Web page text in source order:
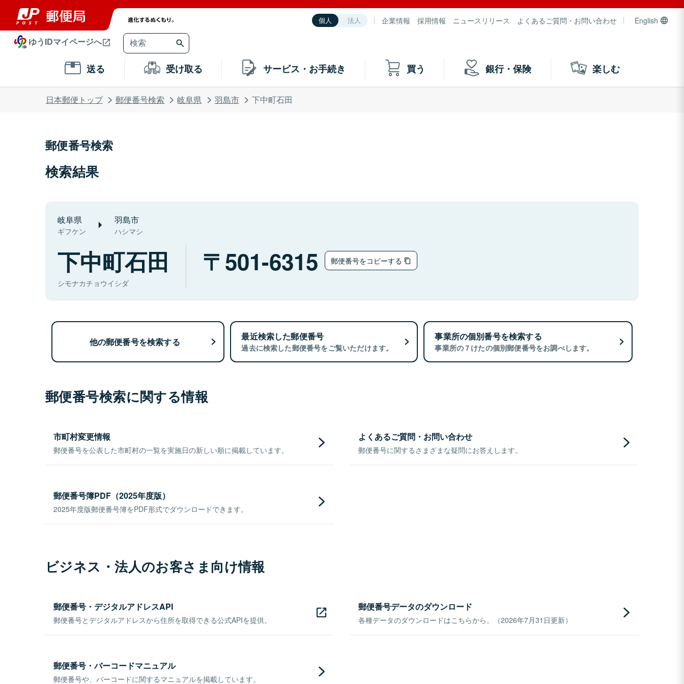
個人 法人 企業情報 採用情報 ニュースリリース よくあるご質問・お問い合わせ English
ゆうIDマイページへ
送る 受け取る サービス・お手続き 買う 銀行・保険 楽しむ
日本郵便トップ 郵便番号検索 岐阜県 羽島市 下中町石田
郵便番号検索
検索結果
岐阜県
ギフケン
羽島市
ハシマシ
下中町石田
シモナカチョウイシダ
501-6315 郵便番号をコピーする
他の郵便番号を検索する 最近検索した郵便番号
過去に検索した郵便番号をご覧いただけます。
事業所の個別番号を検索する
事業所の７けたの個別郵便番号をお調べします。
郵便番号検索に関する情報
市町村変更情報
郵便番号を公表した市町村の一覧を実施日の新しい順に掲載しています。
よくあるご質問・お問い合わせ
郵便番号に関するさまざまな疑問にお答えします。
郵便番号簿PDF（2025年度版）
2025年度版郵便番号簿をPDF形式でダウンロードできます。
ビジネス・法人のお客さま向け情報
郵便番号・デジタルアドレスAPI
郵便番号とデジタルアドレスから住所を取得できる公式APIを提供。
郵便番号データのダウンロード
各種データのダウンロードはこちらから。（2026年7月31日更新）
郵便番号・バーコードマニュアル
郵便番号や、バーコードに関するマニュアルを掲載しています。